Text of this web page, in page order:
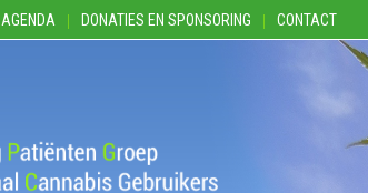
AGENDA DONATIES EN SPONSORING CONTACT